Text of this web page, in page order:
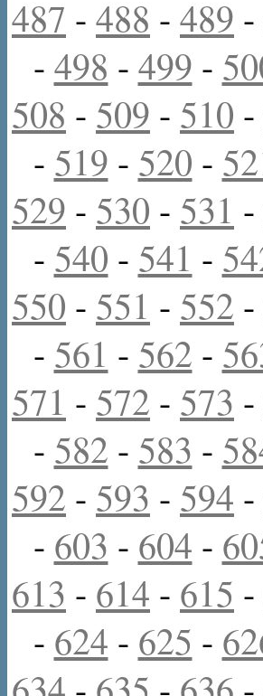
487 - 488 - 489 -
- 498 - 499 -
508 - 509 - 510 -
- 519 - 520 -
529 - 530 - 531 -
- 540 - 541 -
550 - 551 - 552 -
- 561 - 562 -
571 - 572 - 573 -
- 582 - 583 -
592 - 593 - 594 -
- 603 - 604 -
613 - 614 - 615 -
- 624 - 625 -